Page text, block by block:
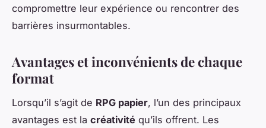
compromettre leur expérience ou rencontrer des
barrières insurmontables.
Avantages et inconvénients de chaque
format
Lorsqu’il s’agit de RPG papier, l’un des principaux
avantages est la créativité qu’ils offrent. Les